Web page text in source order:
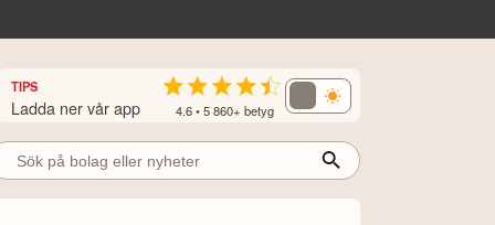
TIPS
Ladda ner vår app 4.6 • 5 860+ betyg